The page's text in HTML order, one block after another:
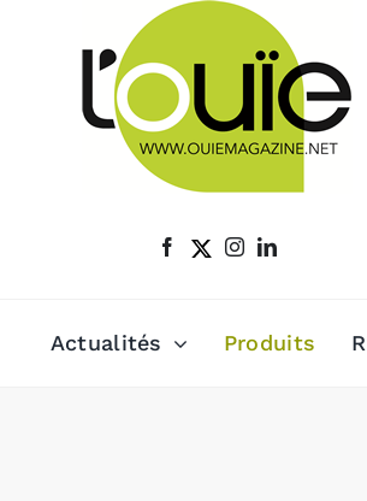
Actualités Produits